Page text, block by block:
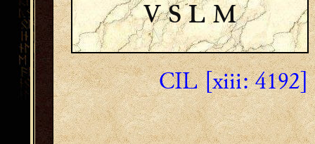
V S L M
CIL [xiii: 4192]